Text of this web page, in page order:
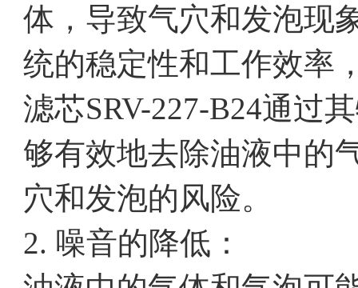
体，导致气穴和发泡现
统的稳定性和工作效率
滤芯SRV-227-B24通过
够有效地去除油液中的
穴和发泡的风险。
2. 噪音的降低：